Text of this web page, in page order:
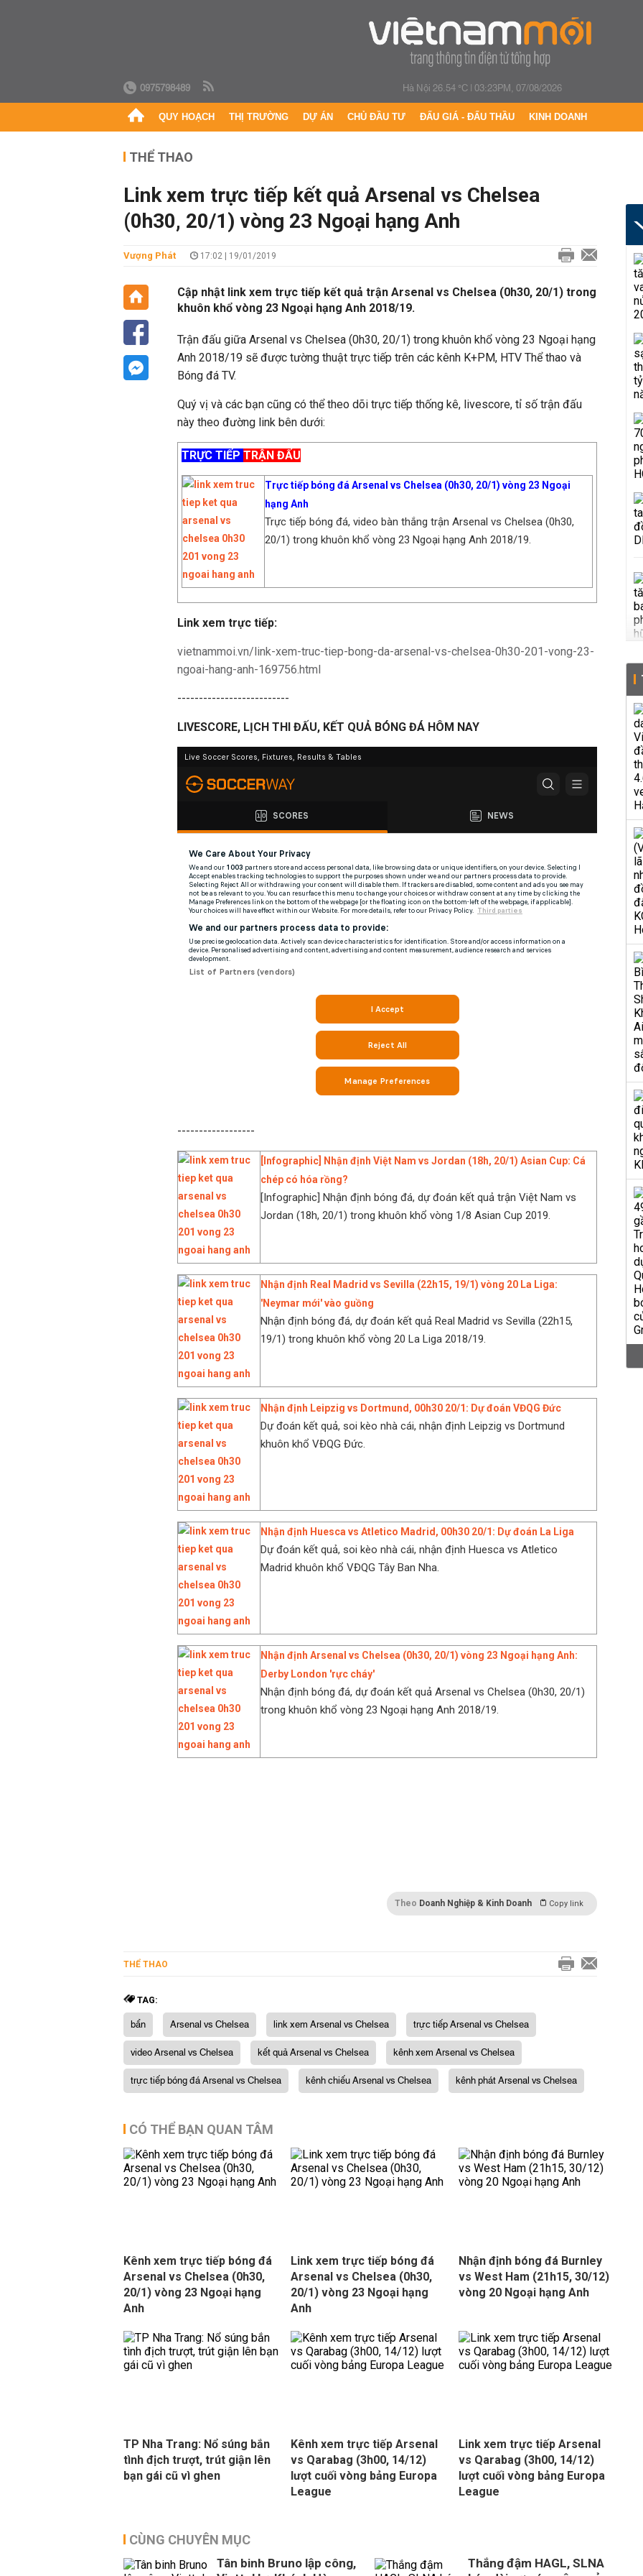
0975798489 Hà Nội 26.54 °C|03:23PM, 07/08/2026
QUY HOẠCH THỊ TRƯỜNG DỰ ÁN CHỦ ĐẦU TƯ ĐẤU GIÁ - ĐẤU THẦU KINH DOANH
THỂ THAO
Link xem trực tiếp kết quả Arsenal vs Chelsea
(0h30, 20/1) vòng 23 Ngoại hạng Anh
Vượng Phát 17:02 | 19/01/2019
Cập nhật link xem trực tiếp kết quả trận Arsenal vs Chelsea (0h30, 20/1) trong
khuôn khổ vòng 23 Ngoại hạng Anh 2018/19.
Trận đấu giữa Arsenal vs Chelsea (0h30, 20/1) trong khuôn khổ vòng 23 Ngoại hạng
Anh 2018/19 sẽ được tường thuật trực tiếp trên các kênh K+PM, HTV Thể thao và
Bóng đá TV.
Quý vị và các bạn cũng có thể theo dõi trực tiếp thống kê, livescore, tỉ số trận đấu
này theo đường link bên dưới:
TRỰC TIẾP TRẬN ĐẤU
Trực tiếp bóng đá Arsenal vs Chelsea (0h30, 20/1) vòng 23 Ngoại
hạng Anh
Trực tiếp bóng đá, video bàn thắng trận Arsenal vs Chelsea (0h30,
20/1) trong khuôn khổ vòng 23 Ngoại hạng Anh 2018/19.
Link xem trực tiếp:
vietnammoi.vn/link-xem-truc-tiep-bong-da-arsenal-vs-chelsea-0h30-201-vong-23-
ngoai-hang-anh-169756.html
--------------------------
LIVESCORE, LỊCH THI ĐẤU, KẾT QUẢ BÓNG ĐÁ HÔM NAY
------------------
[Infographic] Nhận định Việt Nam vs Jordan (18h, 20/1) Asian Cup: Cá
chép có hóa rồng?
[Infographic] Nhận định bóng đá, dự đoán kết quả trận Việt Nam vs
Jordan (18h, 20/1) trong khuôn khổ vòng 1/8 Asian Cup 2019.
Nhận định Real Madrid vs Sevilla (22h15, 19/1) vòng 20 La Liga:
'Neymar mới' vào guồng
Nhận định bóng đá, dự đoán kết quả Real Madrid vs Sevilla (22h15,
19/1) trong khuôn khổ vòng 20 La Liga 2018/19.
Nhận định Leipzig vs Dortmund, 00h30 20/1: Dự đoán VĐQG Đức
Dự đoán kết quả, soi kèo nhà cái, nhận định Leipzig vs Dortmund
khuôn khổ VĐQG Đức.
Nhận định Huesca vs Atletico Madrid, 00h30 20/1: Dự đoán La Liga
Dự đoán kết quả, soi kèo nhà cái, nhận định Huesca vs Atletico
Madrid khuôn khổ VĐQG Tây Ban Nha.
Nhận định Arsenal vs Chelsea (0h30, 20/1) vòng 23 Ngoại hạng Anh:
Derby London 'rực cháy'
Nhận định bóng đá, dự đoán kết quả Arsenal vs Chelsea (0h30, 20/1)
trong khuôn khổ vòng 23 Ngoại hạng Anh 2018/19.
Theo Doanh Nghiệp & Kinh Doanh Copy link
THỂ THAO
TAG:
bẩn Arsenal vs Chelsea link xem Arsenal vs Chelsea
trực tiếp Arsenal vs Chelsea
video Arsenal vs Chelsea
kết quả Arsenal vs Chelsea
kênh xem Arsenal vs Chelsea
trực tiếp bóng đá Arsenal vs Chelsea
kênh chiếu Arsenal vs Chelsea kênh phát Arsenal vs Chelsea
CÓ THỂ BẠN QUAN TÂM
Kênh xem trực tiếp bóng đá
Arsenal vs Chelsea (0h30,
20/1) vòng 23 Ngoại hạng
Anh
Link xem trực tiếp bóng đá
Arsenal vs Chelsea (0h30,
20/1) vòng 23 Ngoại hạng
Anh
Nhận định bóng đá Burnley
vs West Ham (21h15, 30/12)
vòng 20 Ngoại hạng Anh
TP Nha Trang: Nổ súng bắn
tình địch trượt, trút giận lên
bạn gái cũ vì ghen
Kênh xem trực tiếp Arsenal
vs Qarabag (3h00, 14/12)
lượt cuối vòng bảng Europa
League
Link xem trực tiếp Arsenal
vs Qarabag (3h00, 14/12)
lượt cuối vòng bảng Europa
League
CÙNG CHUYÊN MỤC
Tân binh Bruno lập công,
Thắng đậm HAGL, SLNA